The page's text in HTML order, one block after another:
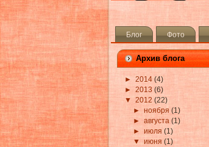
Блог Фото
Архив блога
► 2014 (4)
► 2013 (6)
▼ 2012 (22)
►ноября(1)
►августа(1)
►июля(1)
▼июня(1)